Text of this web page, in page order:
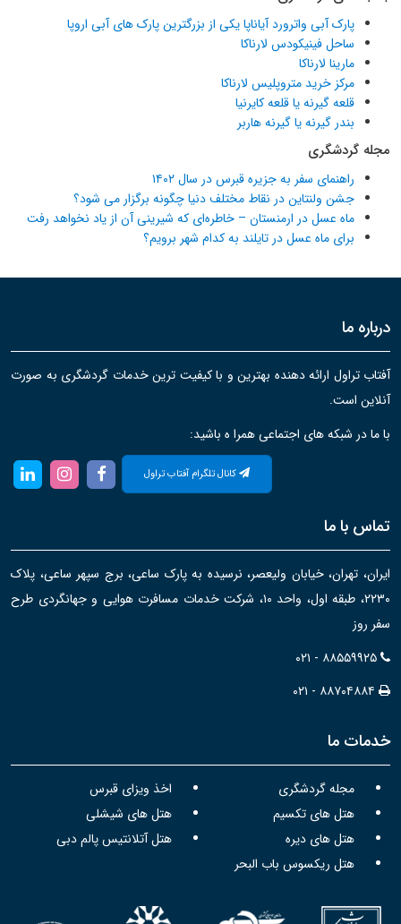
پارک آبی واترورد آیاناپا یکی از بزرگترین پارک های آبی اروپا
ساحل فینیکودس لارناکا
مارینا لارناکا
مرکز خرید متروپلیس لارناکا
قلعه گیرنه یا قلعه کایرنیا
بندر گیرنه یا گیرنه هاربر
مجله گردشگری
راهنمای سفر به جزیره قبرس در سال ۱۴۰۲
جشن ولنتاین در نقاط مختلف دنیا چگونه برگزار می شود؟
ماه عسل در ارمنستان – خاطره‌ای که شیرینی آن از یاد نخواهد رفت
برای ماه عسل در تایلند به کدام شهر برویم؟
درباره ما
آفتاب تراول ارائه دهنده بهترین و با کیفیت ترین خدمات گردشگری به صورت
آنلاین است.
با ما در شبکه های اجتماعی همرا ه باشید:
کانال تلگرام آفتاب تراول
تماس با ما
ایران، تهران، خیابان ولیعصر، نرسیده به پارک ساعی، برج سپهر ساعی، پلاک
۲۲۳۰، طبقه اول، واحد ۱۰، شرکت خدمات مسافرت هوایی و جهانگردی طرح
سفر روز
۰۲۱ - ۸۸۵۵۹۹۲۵
۰۲۱ - ۸۸۷۰۴۸۸۴
خدمات ما
مجله گردشگری
اخذ ویزای قبرس
هتل های تکسیم
هتل های شیشلی
هتل های دیره
هتل آتلانتیس پالم دبی
هتل ریکسوس باب البحر